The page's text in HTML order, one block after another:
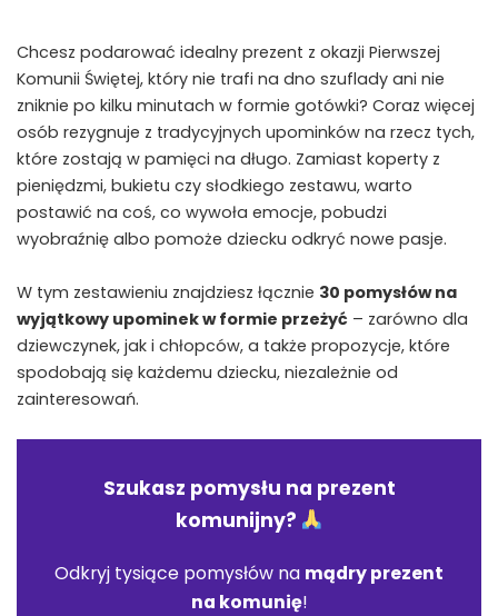
Chcesz podarować idealny prezent z okazji Pierwszej
Komunii Świętej, który nie trafi na dno szuflady ani nie
zniknie po kilku minutach w formie gotówki? Coraz więcej
osób rezygnuje z tradycyjnych upominków na rzecz tych,
które zostają w pamięci na długo. Zamiast koperty z
pieniędzmi, bukietu czy słodkiego zestawu, warto
postawić na coś, co wywoła emocje, pobudzi
wyobraźnię albo pomoże dziecku odkryć nowe pasje.
W tym zestawieniu znajdziesz łącznie 30 pomysłów na
wyjątkowy upominek w formie przeżyć – zarówno dla
dziewczynek, jak i chłopców, a także propozycje, które
spodobają się każdemu dziecku, niezależnie od
zainteresowań.
Szukasz pomysłu na prezent
komunijny?
Odkryj tysiące pomysłów na mądry prezent
na komunię!